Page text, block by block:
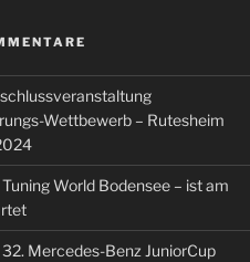
Wettbewerb – Rutesheim
Tuning World Bodensee – ist am
32. Mercedes-Benz JuniorCup